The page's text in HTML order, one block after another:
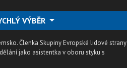
VÝBĚR
Členka Skupiny Evropské lidové strany
jako asistentka v oboru styku s